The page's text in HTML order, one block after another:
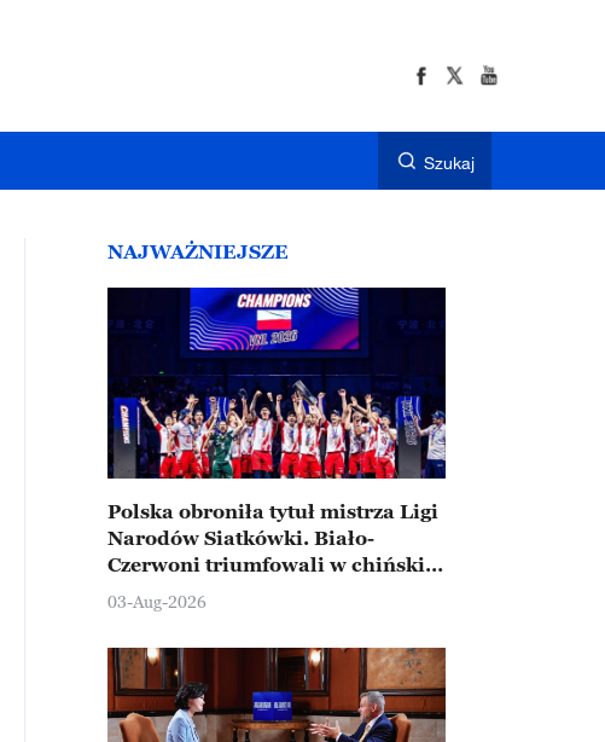
Szukaj
NAJWAŻNIEJSZE
Polska obroniła tytuł mistrza Ligi
Narodów Siatkówki. Biało-
Czerwoni triumfowali w chińskim
Ningbo
03-Aug-2026